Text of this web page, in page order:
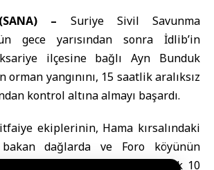
– Suriye Sivil Savunma
gece yarısından sonra İdlib’in
ilçesine bağlı Ayn Bunduk
orman yangınını, 15 saatlik aralıksız
kontrol altına almayı başardı.
ekiplerinin, Hama kırsalındaki
bakan dağlarda ve Foro köyünün
büyük orman yangınını yaklaşık 10